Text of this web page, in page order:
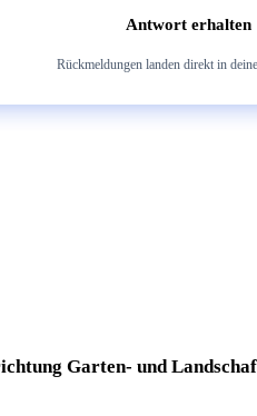
Antwort erhalten
Rückmeldungen landen direkt in
Garten- und